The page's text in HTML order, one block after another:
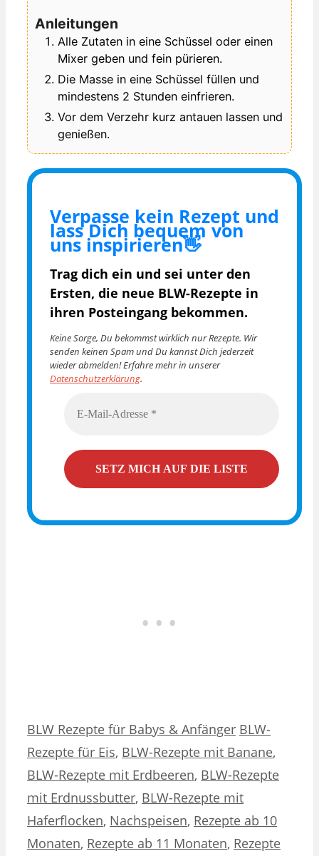
Anleitungen
Alle Zutaten in eine Schüssel oder einen
Mixer geben und fein pürieren.
Die Masse in eine Schüssel füllen und
mindestens 2 Stunden einfrieren.
Vor dem Verzehr kurz antauen lassen und
genießen.
Verpasse kein Rezept und
lass Dich bequem von
uns inspirieren👋
Trag dich ein und sei unter den
Ersten, die neue BLW-Rezepte in
ihren Posteingang bekommen.
Keine Sorge, Du bekommst wirklich nur Rezepte. Wir
senden keinen Spam und Du kannst Dich jederzeit
wieder abmelden! Erfahre mehr in unserer
Datenschutzerklärung.
Kategorien
BLW Rezepte für Babys & Anfänger Schlagwörter
BLW-
Rezepte für Eis, BLW-Rezepte mit Banane,
BLW-Rezepte mit Erdbeeren, BLW-Rezepte
mit Erdnussbutter, BLW-Rezepte mit
Haferflocken, Nachspeisen, Rezepte ab 10
Monaten, Rezepte ab 11 Monaten, Rezepte